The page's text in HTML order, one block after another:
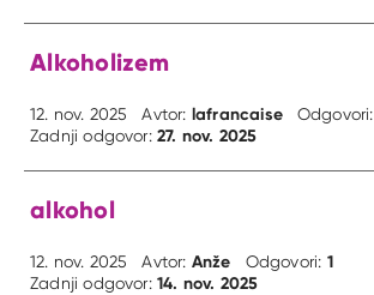
Alkoholizem
12. nov. 2025 Avtor: lafrancaise Odgovori:
Zadnji odgovor:27. nov. 2025
alkohol
12. nov. 2025 Avtor: Anže Odgovori: 1
Zadnji odgovor:14. nov. 2025